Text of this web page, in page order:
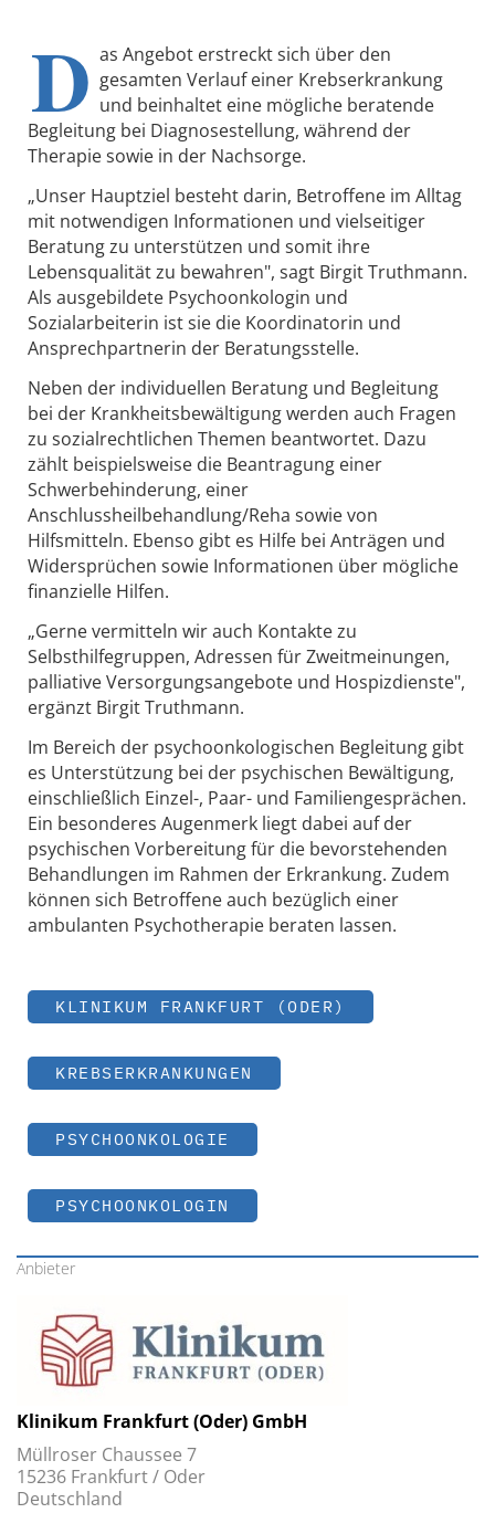
D as Angebot erstreckt sich über den
gesamten Verlauf einer Krebserkrankung
und beinhaltet eine mögliche beratende
Begleitung bei Diagnosestellung, während der
Therapie sowie in der Nachsorge.
„Unser Hauptziel besteht darin, Betroffene im Alltag
mit notwendigen Informationen und vielseitiger
Beratung zu unterstützen und somit ihre
Lebensqualität zu bewahren", sagt Birgit Truthmann.
Als ausgebildete Psychoonkologin und
Sozialarbeiterin ist sie die Koordinatorin und
Ansprechpartnerin der Beratungsstelle.
Neben der individuellen Beratung und Begleitung
bei der Krankheitsbewältigung werden auch Fragen
zu sozialrechtlichen Themen beantwortet. Dazu
zählt beispielsweise die Beantragung einer
Schwerbehinderung, einer
Anschlussheilbehandlung/Reha sowie von
Hilfsmitteln. Ebenso gibt es Hilfe bei Anträgen und
Widersprüchen sowie Informationen über mögliche
finanzielle Hilfen.
„Gerne vermitteln wir auch Kontakte zu
Selbsthilfegruppen, Adressen für Zweitmeinungen,
palliative Versorgungsangebote und Hospizdienste",
ergänzt Birgit Truthmann.
Im Bereich der psychoonkologischen Begleitung gibt
es Unterstützung bei der psychischen Bewältigung,
einschließlich Einzel-, Paar- und Familiengesprächen.
Ein besonderes Augenmerk liegt dabei auf der
psychischen Vorbereitung für die bevorstehenden
Behandlungen im Rahmen der Erkrankung. Zudem
können sich Betroffene auch bezüglich einer
ambulanten Psychotherapie beraten lassen.
KLINIKUM FRANKFURT (ODER)
KREBSERKRANKUNGEN
PSYCHOONKOLOGIE
PSYCHOONKOLOGIN
Anbieter
Klinikum Frankfurt (Oder) GmbH
Müllroser Chaussee 7
15236 Frankfurt / Oder
Deutschland